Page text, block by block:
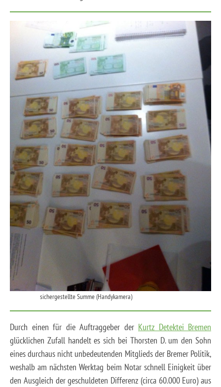
sichergestellte Summe (Handykamera)
Durch einen für die Auftraggeber der Kurtz Detektei Bremen
glücklichen Zufall handelt es sich bei Thorsten D. um den Sohn
eines durchaus nicht unbedeutenden Mitglieds der Bremer Politik,
weshalb am nächsten Werktag beim Notar schnell Einigkeit über
den Ausgleich der geschuldeten Differenz (circa 60.000 Euro) aus